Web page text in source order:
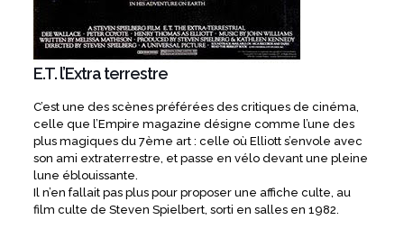
E.T. l’Extra terrestre
C’est une des scènes préférées des critiques de cinéma,
celle que l’Empire magazine désigne comme l’une des
plus magiques du 7ème art : celle où Elliott s’envole avec
son ami extraterrestre, et passe en vélo devant une pleine
lune éblouissante.
Il n’en fallait pas plus pour proposer une affiche culte, au
film culte de Steven Spielbert, sorti en salles en 1982.